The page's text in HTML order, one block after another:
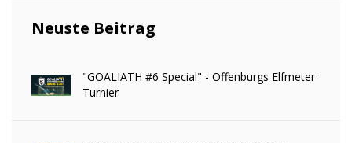
Neuste Beitrag
"GOALIATH #6 Special" - Offenburgs Elfmeter
Turnier